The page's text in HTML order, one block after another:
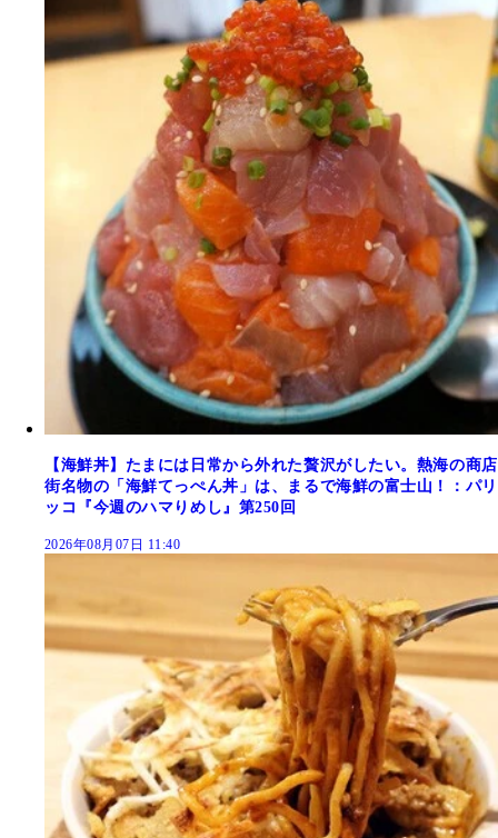
【海鮮丼】たまには日常から外れた贅沢がしたい。熱海の商店
街名物の「海鮮てっぺん丼」は、まるで海鮮の富士山！：パリ
ッコ『今週のハマりめし』第250回
2026年08月07日 11:40